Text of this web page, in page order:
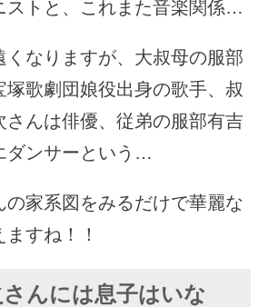
ストと、これまた音楽関係…
くなりますが、大叔母の服部
塚歌劇団娘役出身の歌手、叔
さんは俳優、従弟の服部有吉
ダンサーという…
の家系図をみるだけで華麗な
すね！！
さんには息子はいな